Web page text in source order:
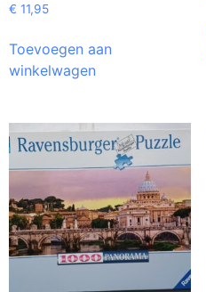
€ 11,95
Toevoegen aan
winkelwagen